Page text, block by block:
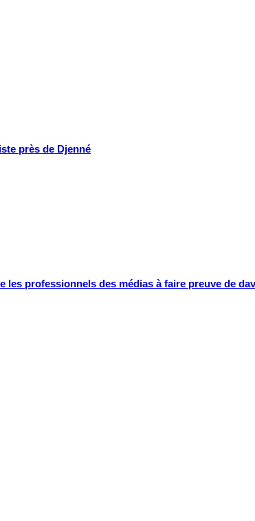
près de Djenné
professionnels des médias à faire preuve de